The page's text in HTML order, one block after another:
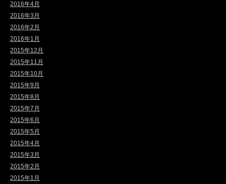
2016年4月
2016年3月
2016年2月
2016年1月
2015年12月
2015年11月
2015年10月
2015年9月
2015年8月
2015年7月
2015年6月
2015年5月
2015年4月
2015年3月
2015年2月
2015年1月